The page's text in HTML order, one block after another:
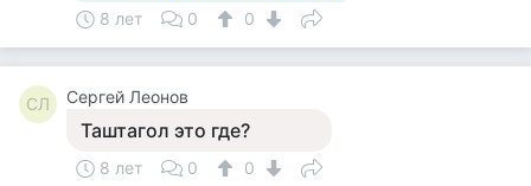
8 лет 0 0
СЛ Сергей Леонов
Таштагол это где?
8 лет 0 0